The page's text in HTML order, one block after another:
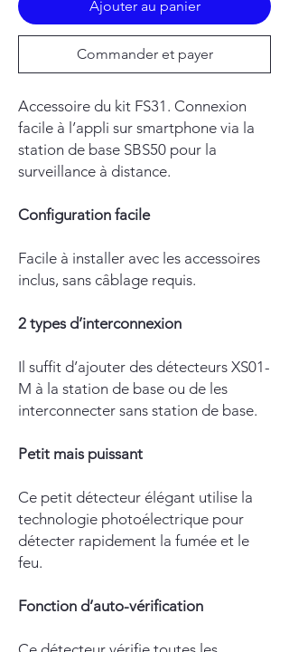
Ajouter au panier
Commander et payer
Accessoire du kit FS31. Connexion
facile à l’appli sur smartphone via la
station de base SBS50 pour la
surveillance à distance.
Configuration facile
Facile à installer avec les accessoires
inclus, sans câblage requis.
2 types d’interconnexion
Il suffit d’ajouter des détecteurs XS01-
M à la station de base ou de les
interconnecter sans station de base.
Petit mais puissant
Ce petit détecteur élégant utilise la
technologie photoélectrique pour
détecter rapidement la fumée et le
feu.
Fonction d’auto-vérification